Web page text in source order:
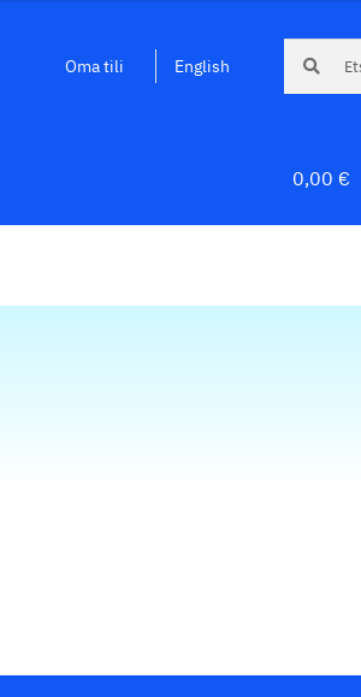
Oma tili English
0,00 €